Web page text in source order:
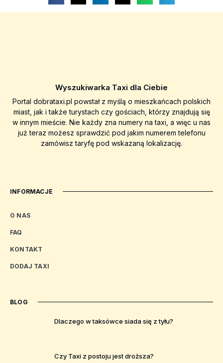
Wyszukiwarka Taxi dla Ciebie
Portal dobrataxi.pl powstał z myślą o mieszkańcach polskich
miast, jak i także turystach czy gościach, którzy znajdują się
w innym mieście. Nie każdy zna numery na taxi, a więc u nas
już teraz możesz sprawdzić pod jakim numerem telefonu
zamówisz taryfę pod wskazaną lokalizację.
INFORMACJE
O NAS
FAQ
KONTAKT
DODAJ TAXI
BLOG
Dlaczego w taksówce siada się z tyłu?
Czy Taxi z postoju jest droższa?